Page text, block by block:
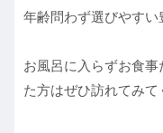
年齢問わず選びやす
お風呂に入らずお食
た方はぜひ訪れてみて